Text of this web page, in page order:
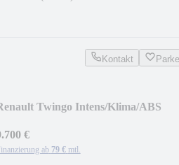
Kontakt
Twingo Intens/Klima/ABS
€
ab 79 € mtl.